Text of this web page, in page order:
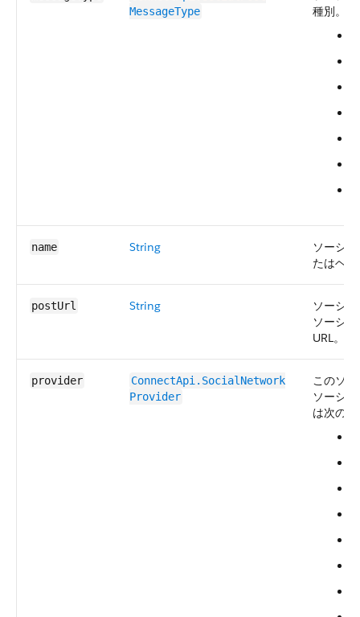
MessageType
種別。
name String
ソーシ
たはヘ
postUrl String
ソーシ
ソーシ
URL。
provider
ConnectApi.​SocialNetwork​
Provider
このソ
ソーシ
は次の